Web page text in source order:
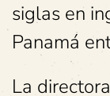
siglas en
Panamá
La